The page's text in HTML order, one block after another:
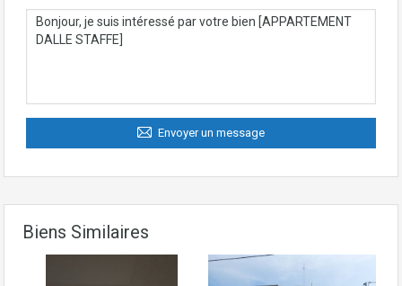
Envoyer un message
Biens Similaires